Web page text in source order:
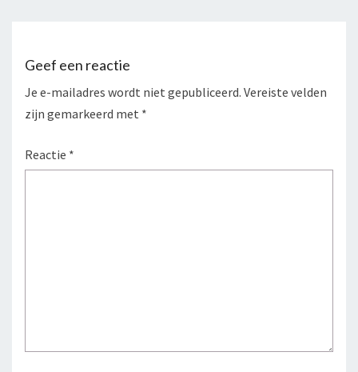
Geef een reactie
Je e-mailadres wordt niet gepubliceerd. Vereiste velden
zijn gemarkeerd met *
Reactie *